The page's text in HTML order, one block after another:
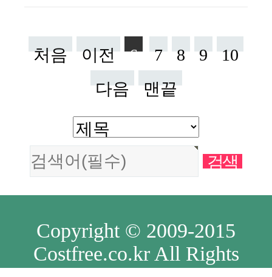
처음 이전 6 7 8 9
10
다음
맨끝
Copyright © 2009-2015
Costfree.co.kr All Rights